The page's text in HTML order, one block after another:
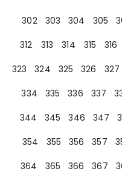
302
303 304 305
312
313 314 315 316
323
324 325 326 327
334
335 336 337
344
345 346 347
354
355 356 357
364
365 366 367